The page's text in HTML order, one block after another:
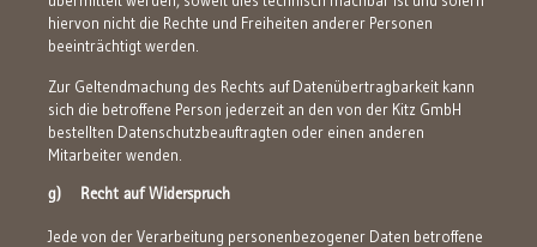
hiervon nicht die Rechte und Freiheiten anderer Personen
beeinträchtigt werden.
Zur Geltendmachung des Rechts auf Datenübertragbarkeit kann
sich die betroffene Person jederzeit an den von der Kitz GmbH
bestellten Datenschutzbeauftragten oder einen anderen
Mitarbeiter wenden.
g) Recht auf Widerspruch
Jede von der Verarbeitung personenbezogener Daten betroffene